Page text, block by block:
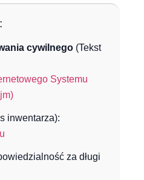
cywilnego (Tekst
Systemu
inwentarza):
za długi